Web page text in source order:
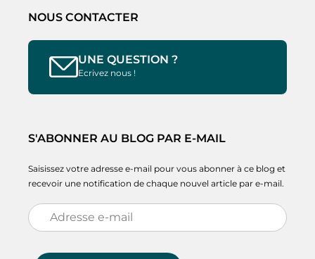
NOUS CONTACTER
UNE QUESTION ?
Ecrivez nous !
S'ABONNER AU BLOG PAR E-MAIL
Saisissez votre adresse e-mail pour vous abonner à ce blog et
recevoir une notification de chaque nouvel article par e-mail.
Adresse
e-
mail